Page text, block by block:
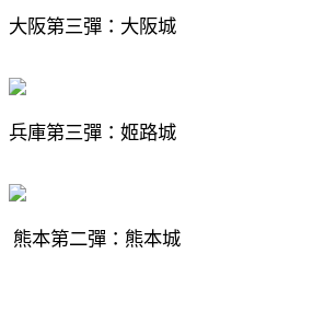
大阪第三彈：大阪城
兵庫第三彈：姬路城
熊本第二彈：熊本城